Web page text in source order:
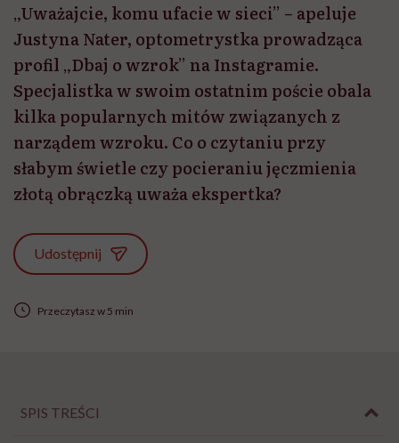
„Uważajcie, komu ufacie w sieci” – apeluje
Justyna Nater, optometrystka prowadząca
profil „Dbaj o wzrok” na Instagramie.
Specjalistka w swoim ostatnim poście obala
kilka popularnych mitów związanych z
narządem wzroku. Co o czytaniu przy
słabym świetle czy pocieraniu jęczmienia
złotą obrączką uważa ekspertka?
Udostępnij
Przeczytasz w 5 min
SPIS TREŚCI